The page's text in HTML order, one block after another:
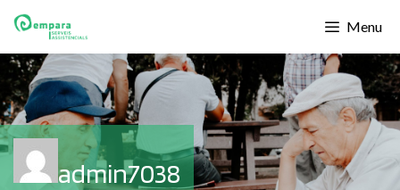
Menu
admin7038